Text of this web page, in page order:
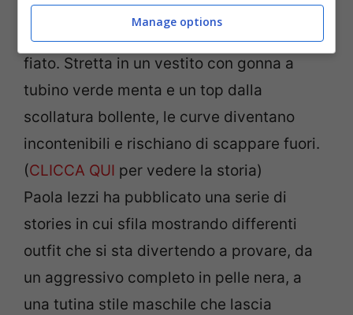
schermo del telefono e tirandosi su i
capelli. Ma sono le forme a lasciare senza
fiato. Stretta in un vestito con gonna a
tubino verde menta e un top dalla
scollatura bollente, le curve diventano
incontenibili e rischiano di scappare fuori.
(CLICCA QUI per vedere la storia)
Paola Iezzi ha pubblicato una serie di
stories in cui sfila mostrando differenti
outfit che si sta divertendo a provare, da
un aggressivo completo in pelle nera, a
una tutina stile maschile che lascia
Manage options